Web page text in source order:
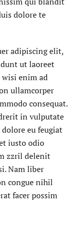
dolore te
adipiscing elit,
ut laoreet
enim ad
ullamcorper
consequat.
in vulputate
eu feugiat
iusto odio
zzril delenit
Nam liber
congue nihil
facer possim